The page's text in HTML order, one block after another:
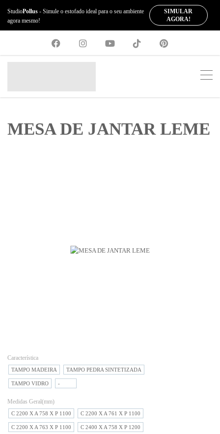
StudioPollus - Simule o estofado ideal para o seu ambiente
agora mesmo!
SIMULAR
AGORA!
MESA DE JANTAR LEME
Característica
TAMPO MADEIRA TAMPO PEDRA SINTETIZADA
TAMPO VIDRO -
Medidas Geral(mm)
C 2200 X A 758 X P 1100 C 2200 X A 761 X P 1100
C 2200 X A 763 X P 1100 C 2400 X A 758 X P 1200